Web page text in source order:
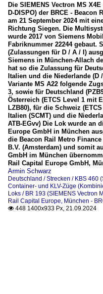
Die SIEMENS Vectron MS X4E
D-DISPO) der BRCE - Beacon
am 21 September 2024 mit
Richtung Siegen. Die
wurde 2017 von Siemens
Fabriknummer 22244 gebaut.
(Zulassungen für D / A / I)
Siemens in München-Allach
hat so die Zulassung für
Italien und die Niederlande (D
Variante MS A22 folgende
3, sowie für Deutschland
Österreich (ETCS Level 1 mit
LZB80), für die Schweiz
Italien (SCMT) und die
ATB-EGvv) Die Lok wurde an
Europe GmbH in München
die Beacon Rail Metro
B.V. (Amsterdam) und somit
GmbH im München
Rail Capital Europe GmbH,
Armin Schwarz
Deutschland / Strecken / KBS 460
Container- und KLV-Züge
Loks / BR 193 (SIEMENS Vectron
Rail Capital Europe, München -
 448 1400x933 Px, 21.09.2024